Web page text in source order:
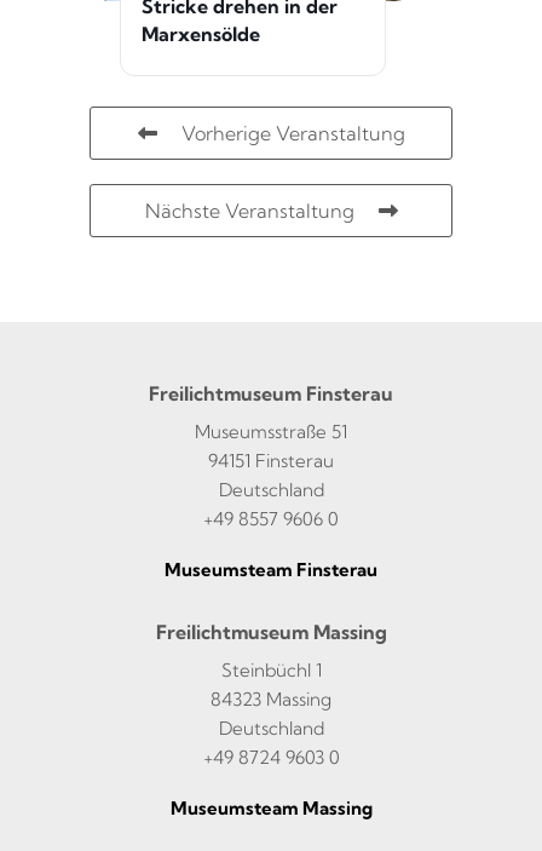
Stricke drehen in der
Marxensölde
Vorherige Veranstaltung
Nächste Veranstaltung
Freilichtmuseum Finsterau
Museumsstraße 51
94151 Finsterau
Deutschland
+49 8557 9606 0
Museumsteam Finsterau
Freilichtmuseum Massing
Steinbüchl 1
84323 Massing
Deutschland
+49 8724 9603 0
Museumsteam Massing